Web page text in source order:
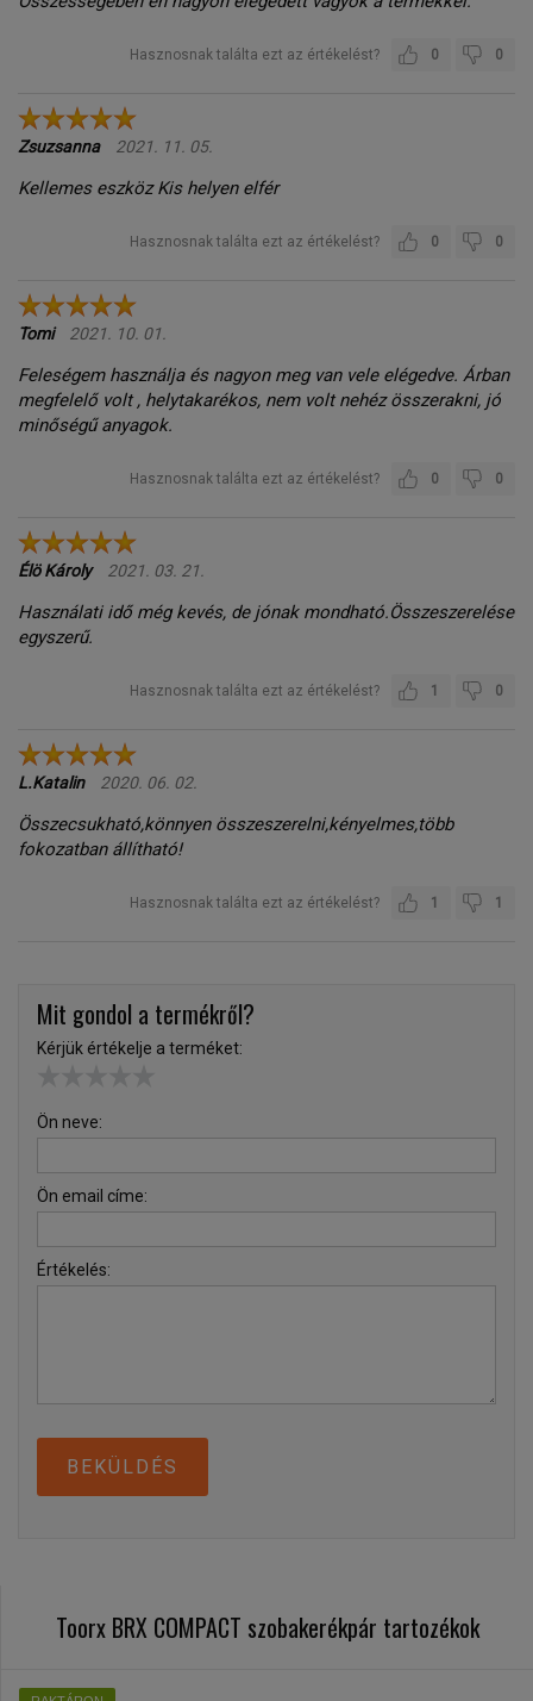
Hasznosnak találta ezt az értékelést? 0
0
Zsuzsanna 2021. 11. 05.
Kellemes eszköz Kis helyen elfér
Hasznosnak találta ezt az értékelést? 0
0
Tomi 2021. 10. 01.
Feleségem használja és nagyon meg van vele elégedve. Árban
megfelelő volt , helytakarékos, nem volt nehéz összerakni, jó
minőségű anyagok.
Hasznosnak találta ezt az értékelést? 0
0
Élö Károly 2021. 03. 21.
Használati idő még kevés, de jónak mondható.Összeszerelése
egyszerű.
Hasznosnak találta ezt az értékelést? 0
1
L.Katalin 2020. 06. 02.
Összecsukható,könnyen összeszerelni,kényelmes,több
fokozatban állítható!
Hasznosnak találta ezt az értékelést? 1
1
Mit gondol a termékről?
Kérjük értékelje a terméket:
Ön neve:
Ön email címe:
Értékelés:
BEKÜLDÉS
Toorx BRX COMPACT szobakerékpár tartozékok